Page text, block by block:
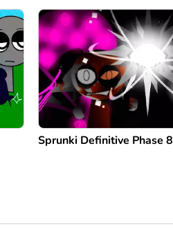
Sprunki Definitive Phase 8